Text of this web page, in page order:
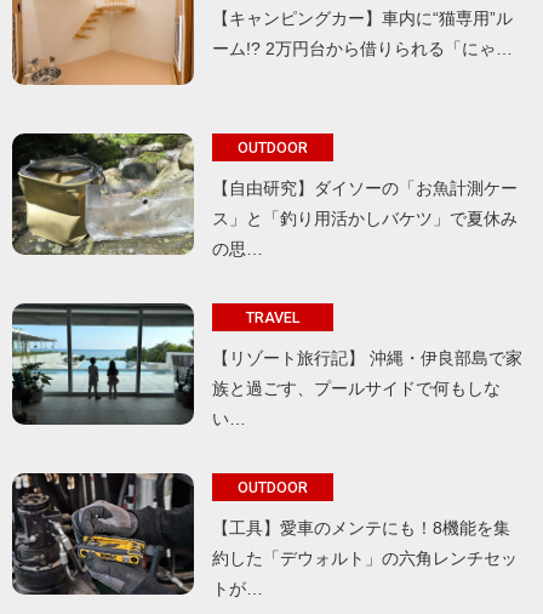
【キャンピングカー】車内に“猫専用”ル
ーム!? 2万円台から借りられる「にゃ…
OUTDOOR
【自由研究】ダイソーの「お魚計測ケー
ス」と「釣り用活かしバケツ」で夏休み
の思…
TRAVEL
【リゾート旅行記】 沖縄・伊良部島で家
族と過ごす、プールサイドで何もしな
い…
OUTDOOR
【工具】愛車のメンテにも！8機能を集
約した「デウォルト」の六角レンチセッ
トが…